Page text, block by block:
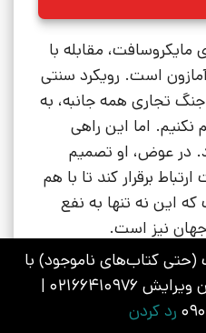
کتاب‌های ناموجود) با
کمترین قیمت و جدیدترین ویرایش 02166410976 |
رد کردن
مقابله با
است. رویکرد سنتی
تجاری همه جانبه، به
اما این راهی
در عوض، او تصمیم
برقرار کند تا با هم
که این نه تنها به نفع
نیز است.
پس از تصاحب سمت
را نشان داد و در یک